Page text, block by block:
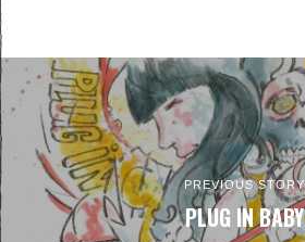
PREVIOUS STORY
PLUG IN BABY